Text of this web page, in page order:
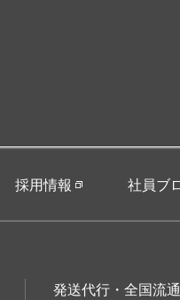
採用情報 社員ブ
発送代行・全国流